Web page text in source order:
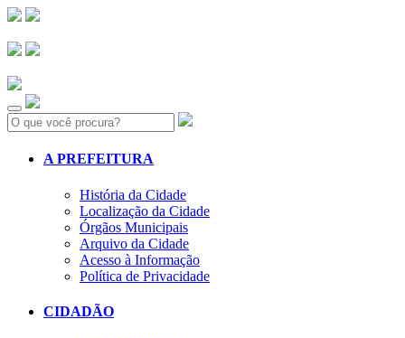
Search:
A PREFEITURA
História da Cidade
Localização da Cidade
Órgãos Municipais
Arquivo da Cidade
Acesso à Informação
Política de Privacidade
CIDADÃO